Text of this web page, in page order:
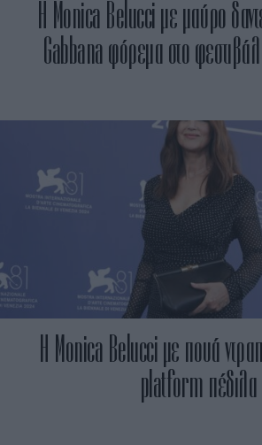
H Monica Belucci με μαύρο
Gabbana φόρεμα στο
Η Monica Belucci με πουά
platform πέδιλα